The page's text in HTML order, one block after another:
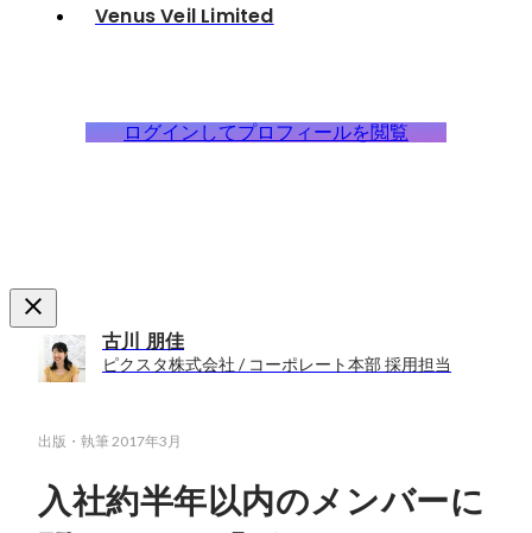
Venus Veil Limited
ログインしてプロフィールを閲覧
古川 朋佳
ピクスタ株式会社 / コーポレート本部 採用担当
出版・執筆 2017年3月
入社約半年以内のメンバーに